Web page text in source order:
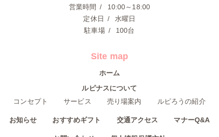
営業時間
10:00～18:00
定休日
水曜日
駐車場
100台
Site map
ホーム
ルピナスについて
コンセプト
サービス 売り場案内 ルピろうの紹介
お知らせ おすすめギフト 交通アクセス マナーQ&A